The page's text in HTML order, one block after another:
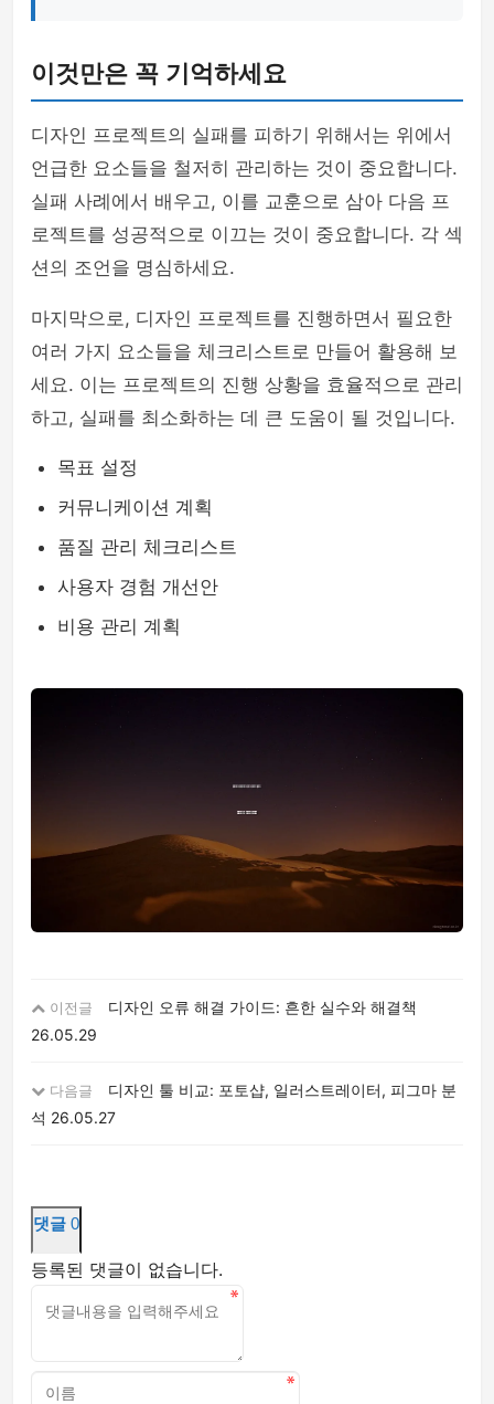
이것만은 꼭 기억하세요
디자인 프로젝트의 실패를 피하기 위해서는 위에서
언급한 요소들을 철저히 관리하는 것이 중요합니다.
실패 사례에서 배우고, 이를 교훈으로 삼아 다음 프
로젝트를 성공적으로 이끄는 것이 중요합니다. 각 섹
션의 조언을 명심하세요.
마지막으로, 디자인 프로젝트를 진행하면서 필요한
여러 가지 요소들을 체크리스트로 만들어 활용해 보
세요. 이는 프로젝트의 진행 상황을 효율적으로 관리
하고, 실패를 최소화하는 데 큰 도움이 될 것입니다.
목표 설정
커뮤니케이션 계획
품질 관리 체크리스트
사용자 경험 개선안
비용 관리 계획
이전글
디자인 오류 해결 가이드: 흔한 실수와 해결책
26.05.29
다음글
디자인 툴 비교: 포토샵, 일러스트레이터, 피그마 분
석 26.05.27
댓글 0
등록된 댓글이 없습니다.